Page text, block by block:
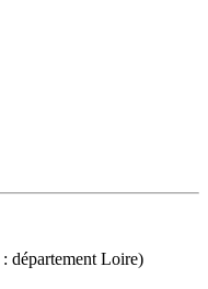
Loire)